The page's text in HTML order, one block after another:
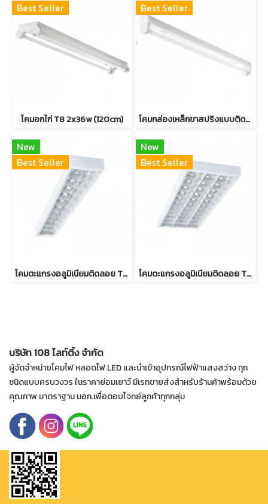
Best Seller
โคมอกไก่ T8 2x36w (120cm)
Best Seller
โคมกล่องเหล็กขาสปริงแบบติดลอย T8 1*36W (120cm)
New
Best Seller
โคมตะแกรงอลูมิเนียมติดลอย T8 1*18W (15*60cm)
New
Best Seller
โคมตะแกรงอลูมิเนียมติดลอย T8 2*18W (60*60cm)
บริษัท 108 ไลท์ติ้ง จำกัด
ผู้จัดจำหน่ายโคมไฟ หลอดไฟ LED และนำเข้าอุปกรณ์ไฟฟ้าแสงสว่าง ทุก
ชนิดแบบครบวงวร ในราคาย่อมเยาว์ มีเรทขายส่งสำหรับร้านค้าพร้อมด้วย
คุณภาพ มาตราฐาน มอก.เพื่อตอบโจทย์ลูกค้าทุกกลุ่ม